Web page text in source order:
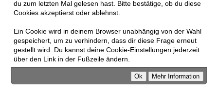
du zum letzten Mal gelesen hast. Bitte bestätige, ob du diese
Cookies akzeptierst oder ablehnst.
Ein Cookie wird in deinem Browser unabhängig von der Wahl
gespeichert, um zu verhindern, dass dir diese Frage erneut
gestellt wird. Du kannst deine Cookie-Einstellungen jederzeit
über den Link in der Fußzeile ändern.